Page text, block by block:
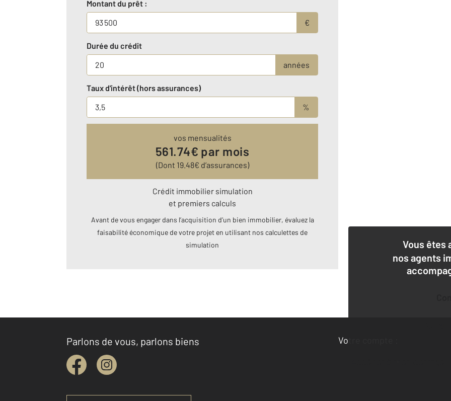
Montant du prêt :
€
Durée du crédit
années
Taux d'intérêt (hors assurances)
%
vos mensualités
561.74€ par mois
(Dont 19.48€ d’assurances)
Crédit immobilier simulation
et premiers calculs
Avant de vous engager dans l’acquisition d’un bien immobilier, évaluez la
faisabilité économique de votre projet en utilisant nos calculettes de
simulation
Vous êtes
nos agents
Parlons de vous, parlons biens
Votre compte :
Accéder à mon compte